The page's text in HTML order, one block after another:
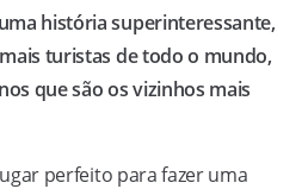
história superinteressante,
turistas de todo o mundo,
que são os vizinhos mais
perfeito para fazer uma